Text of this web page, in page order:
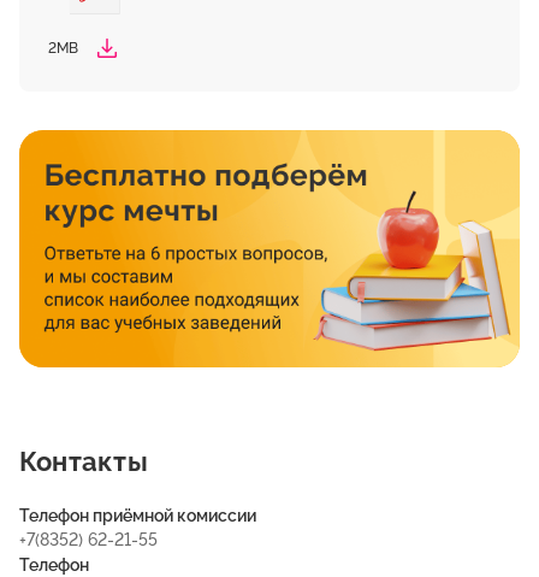
2MB
Контакты
Телефон приёмной комиссии
+7(8352) 62-21-55
Телефон